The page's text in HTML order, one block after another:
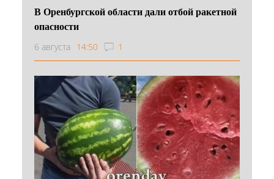
В Оренбургской области дали отбой ракетной
опасности
6 августа 14:50 1